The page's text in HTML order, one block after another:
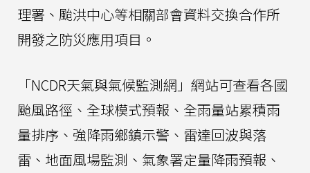
理署、颱洪中心等相關部會資料交換合作所
開發之防災應用項目。
「NCDR天氣與氣候監測網」網站可查看各國
颱風路徑、全球模式預報、全雨量站累積雨
量排序、強降雨鄉鎮示警、雷達回波與落
雷、地面風場監測、氣象署定量降雨預報、